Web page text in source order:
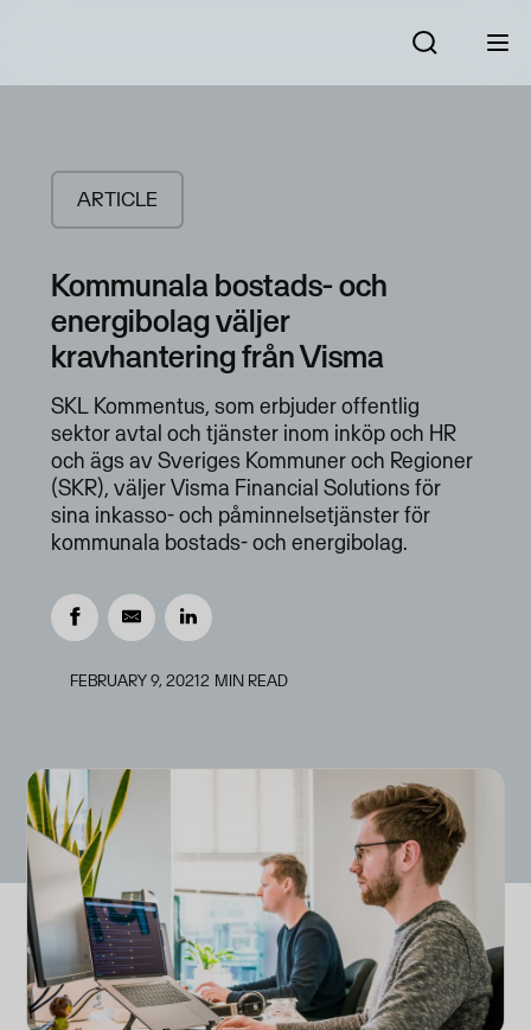
ARTICLE
Kommunala bostads- och
energibolag väljer
kravhantering från Visma
SKL Kommentus, som erbjuder offentlig
sektor avtal och tjänster inom inköp och HR
och ägs av Sveriges Kommuner och Regioner
(SKR), väljer Visma Financial Solutions för
sina inkasso- och påminnelsetjänster för
kommunala bostads- och energibolag.
FEBRUARY 9, 20212 MIN READ